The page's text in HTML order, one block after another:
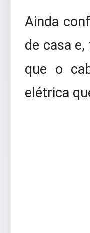
Ainda
de casa
que o
elétrica